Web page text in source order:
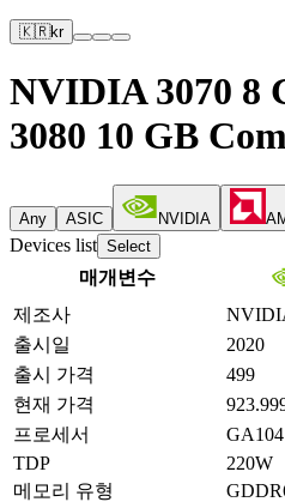
🇰🇷kr
NVIDIA 3070 8
3080 10 GB
Any ASIC NVIDIA
Devices list Select
매개변수
제조사
출시일
2020
출시 가격
499
현재 가격
프로세서
GA104
TDP
220W
메모리 유형